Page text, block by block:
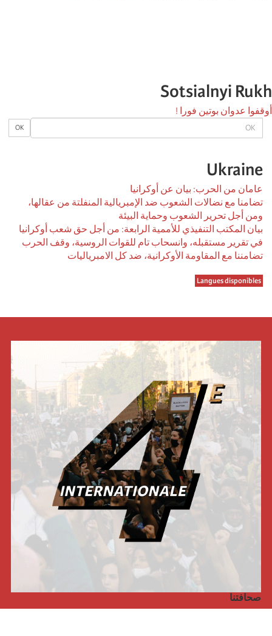
OK
OK
Ukraine
عامان من الحرب: بيان عن أوكرانيا
تضامنا مع نضالات الشعوب ضد الإمبريالية المنفلتة من عقالها،
ومن أجل تحرير الشعوب وحماية البيئة
بيان المكتب التنفيذي للأممية الرابعة: من أجل حق شعب أوكرانيا
في تقرير مستقبله، وانسحاب تام للقوات الروسية، وقف الحرب
تضامننا مع المقاومة الأوكرانية، ضد كل الامبرياليات
Langues disponibles
Sotsialnyi Rukh
أوقفوا عدوان بوتين فورا !
صحافتنا